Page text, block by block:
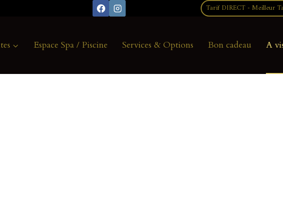
Tarif DIRECT - Meilleur
Espace Spa / Piscine Services & Options Bon cadeau A